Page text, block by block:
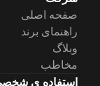
صفحه اصلی
راهنمای برند
وبلاگ
مخاطب
استفاده ی